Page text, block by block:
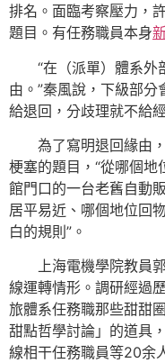
排名。面臨考察壓力，
題目。有任務職員本身
“在（派單）體系
由。”秦風說，下級部
給退回，分歧理就不給
為了寫明退回緣由
梗塞的題目，“從哪個
館門口的一台老舊自動
居平易近、哪個地位回
白的規則”。
上海電機學院教員
線運轉情形。調研經過
旅體系任務職那些甜甜
甜點哲學討論」的道具
線相干任務職員等20余